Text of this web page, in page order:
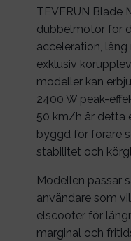
TEVERUN Blade
dubbelmotor för
acceleration,
exklusiv
modeller kan
2400 W peak-
50 km/h är detta
byggd för förare
stabilitet och
Modellen passar
användare som
elscooter för
marginal och